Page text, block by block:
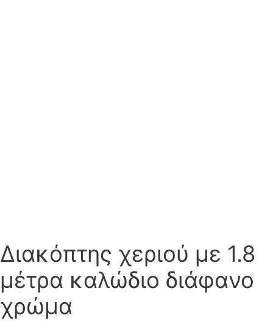
Διακόπτης χεριού με 1.8
μέτρα καλώδιο διάφανο
χρώμα